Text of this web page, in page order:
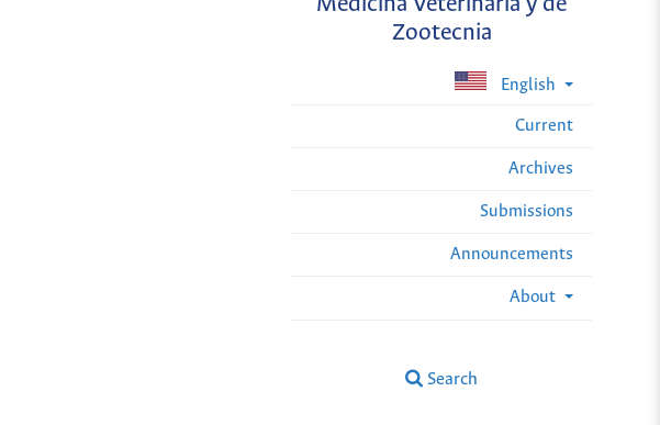
Medicina Veterinaria y de
Zootecnia
English
Current
Archives
Submissions
Announcements
About
Search